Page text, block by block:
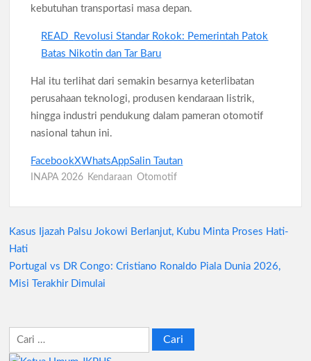
kebutuhan transportasi masa depan.
READ
Revolusi Standar Rokok: Pemerintah Patok
Batas Nikotin dan Tar Baru
Hal itu terlihat dari semakin besarnya keterlibatan
perusahaan teknologi, produsen kendaraan listrik,
hingga industri pendukung dalam pameran otomotif
nasional tahun ini.
FacebookXWhatsAppSalin Tautan
INAPA 2026 Kendaraan Otomotif
Navigasi
pos
Kasus Ijazah Palsu Jokowi Berlanjut, Kubu Minta Proses Hati-
Hati
Portugal vs DR Congo: Cristiano Ronaldo Piala Dunia 2026,
Misi Terakhir Dimulai
Cari
untuk: